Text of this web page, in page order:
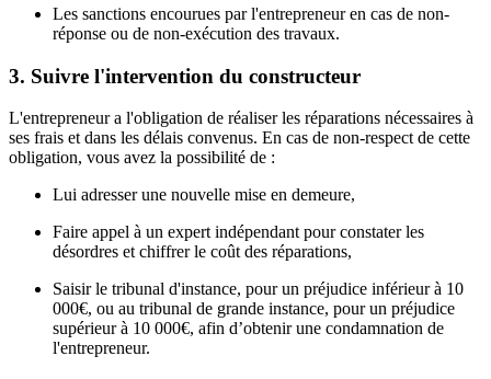
Les sanctions encourues par l'entrepreneur en cas de non-
réponse ou de non-exécution des travaux.
3. Suivre l'intervention du constructeur
L'entrepreneur a l'obligation de réaliser les réparations nécessaires à
ses frais et dans les délais convenus. En cas de non-respect de cette
obligation, vous avez la possibilité de :
Lui adresser une nouvelle mise en demeure,
Faire appel à un expert indépendant pour constater les
désordres et chiffrer le coût des réparations,
Saisir le tribunal d'instance, pour un préjudice inférieur à 10
000€, ou au tribunal de grande instance, pour un préjudice
supérieur à 10 000€, afin d’obtenir une condamnation de
l'entrepreneur.